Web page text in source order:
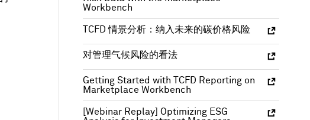
Workbench
TCFD 情景分析：纳入未来的碳价格风险
对管理气候风险的看法
Getting Started with TCFD Reporting on
Marketplace Workbench
[Webinar Replay] Optimizing ESG